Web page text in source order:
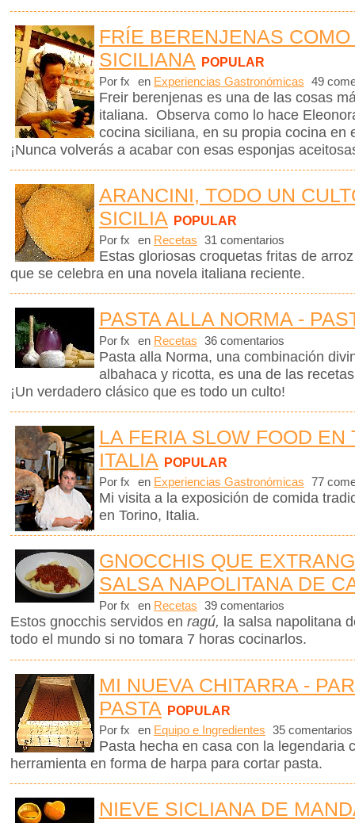
FRÍE BERENJENAS
SICILIANA POPULAR
Por fx en Experiencias Gastronómicas 49
Freir berenjenas es una de las cosas
italiana. Observa como lo hace
cocina siciliana, en su propia cocina en
¡Nunca volverás a acabar con esas esponjas
ARANCINI, TODO UN
SICILIA POPULAR
Por fx en Recetas 31 comentarios
Estas gloriosas croquetas fritas de
que se celebra en una novela italiana reciente.
PASTA ALLA NORMA -
Por fx en Recetas 36 comentarios
Pasta alla Norma, una combinación
albahaca y ricotta, es una de las
¡Un verdadero clásico que es todo un culto!
LA FERIA SLOW FOOD EN
ITALIA POPULAR
Por fx en Experiencias Gastronómicas 77
Mi visita a la exposición de comida
en Torino, Italia.
GNOCCHIS QUE
SALSA NAPOLITANA DE
Por fx en Recetas 39 comentarios
Estos gnocchis servidos en ragú, la salsa napolitana
todo el mundo si no tomara 7 horas cocinarlos.
MI NUEVA CHITARRA -
PASTA POPULAR
Por fx en Equipo e Ingredientes 35 comentarios
Pasta hecha en casa con la legendaria c
herramienta en forma de harpa para cortar pasta.
NIEVE SICLIANA DE